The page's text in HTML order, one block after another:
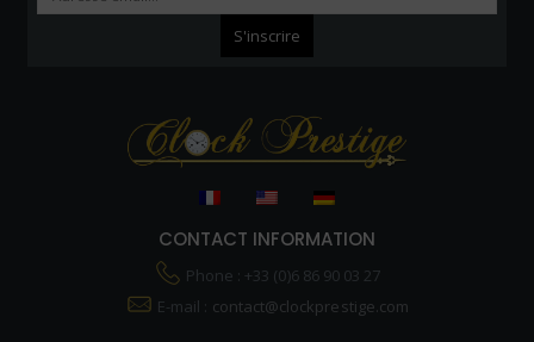
CONTACT INFORMATION
Phone : +33 (0)6 86 90 03 27
E-mail : contact@clockprestige.com